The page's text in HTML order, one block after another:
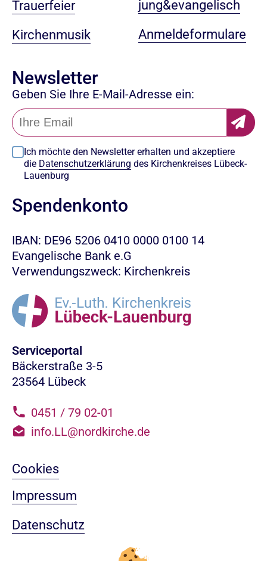
Trauerfeier
Kirchenmusik
jung&evangelisch
Anmeldeformulare
Newsletter
Geben Sie Ihre E-Mail-Adresse ein:
Ich möchte den Newsletter erhalten und akzeptiere
die Datenschutzerklärung des Kirchenkreises Lübeck-
Lauenburg
Spendenkonto
IBAN: DE96 5206 0410 0000 0100 14
Evangelische Bank e.G
Verwendungszweck: Kirchenkreis
Serviceportal
Bäckerstraße 3-5
23564 Lübeck
0451 / 79 02-01
info.LL@nordkirche.de
Cookies
Impressum
Datenschutz